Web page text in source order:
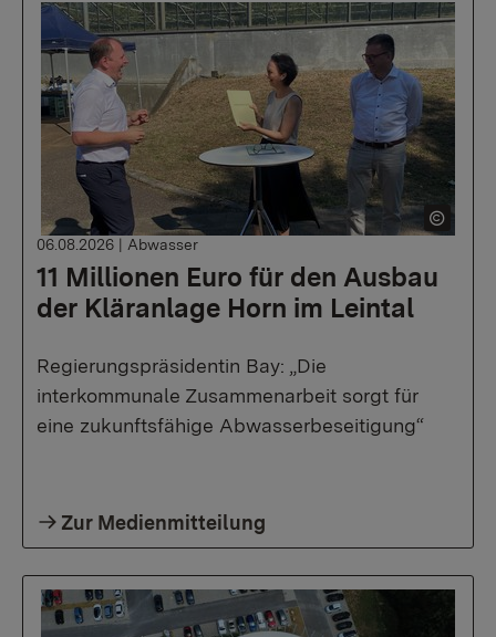
11 Millionen Euro für den Ausbau
der Kläranlage Horn im Leintal
06.08.2026 | Abwasser
Regierungspräsidentin Bay: „Die
interkommunale Zusammenarbeit sorgt für
eine zukunftsfähige Abwasserbeseitigung“
Zur Medienmitteilung